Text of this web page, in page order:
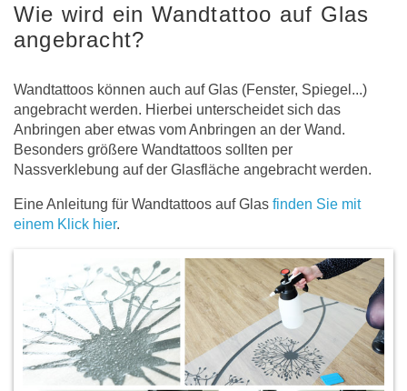
Wie wird ein Wandtattoo auf Glas
angebracht?
Wandtattoos können auch auf Glas (Fenster, Spiegel...)
angebracht werden. Hierbei unterscheidet sich das
Anbringen aber etwas vom Anbringen an der Wand.
Besonders größere Wandtattoos sollten per
Nassverklebung auf der Glasfläche angebracht werden.
Eine Anleitung für Wandtattoos auf Glas finden Sie mit
einem Klick hier.